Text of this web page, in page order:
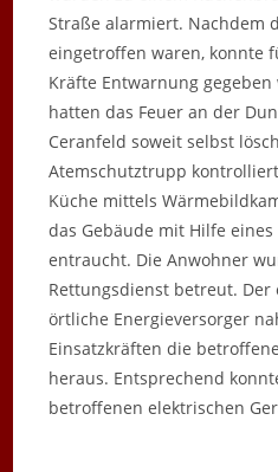
Straße alarmiert. Nachdem
eingetroffen waren, konnte
Kräfte Entwarnung
hatten das Feuer an der
Ceranfeld soweit selbst
Atemschutztrupp
Küche mittels
das Gebäude mit Hilfe
entraucht. Die Anwohner
Rettungsdienst betreut.
örtliche Energieversorger
Einsatzkräften die
heraus. Entsprechend
betroffenen elektrischen